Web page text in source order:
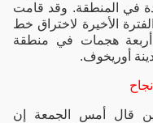
في المنطقة. وقد قامت
الأخيرة لاختراق خط
هجمات في منطقة
أوريخوف.
قال أمس الجمعة إن